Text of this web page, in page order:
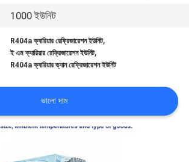
1000 ইউনিট
R404a ক্যারিয়ার রেফ্রিজারেশন ইউনিট,
ই এম ক্যারিয়ার রেফ্রিজারেশন ইউনিট,
R404a ক্যারিয়ার ভ্যান রেফ্রিজারেশন ইউনিট
ভালো দাম